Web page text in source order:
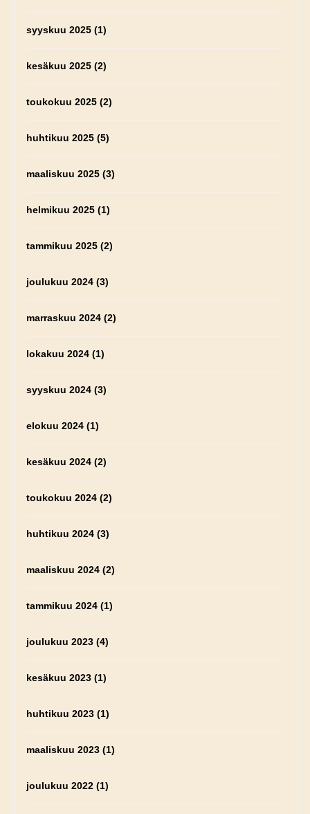
syyskuu 2025(1)
kesäkuu 2025(2)
toukokuu 2025(2)
huhtikuu 2025(5)
maaliskuu 2025(3)
helmikuu 2025(1)
tammikuu 2025(2)
joulukuu 2024(3)
marraskuu 2024(2)
lokakuu 2024(1)
syyskuu 2024(3)
elokuu 2024(1)
kesäkuu 2024(2)
toukokuu 2024(2)
huhtikuu 2024(3)
maaliskuu 2024(2)
tammikuu 2024(1)
joulukuu 2023(4)
kesäkuu 2023(1)
huhtikuu 2023(1)
maaliskuu 2023(1)
joulukuu 2022(1)